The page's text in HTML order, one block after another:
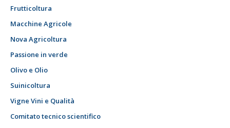
Frutticoltura
Macchine Agricole
Nova Agricoltura
Passione in verde
Olivo e Olio
Suinicoltura
Vigne Vini e Qualità
Comitato tecnico scientifico